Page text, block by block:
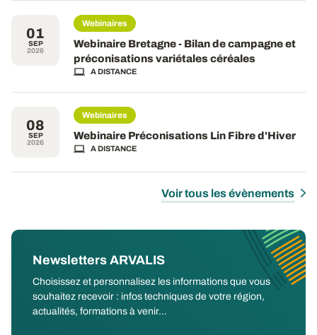
01
SEP
2026
Webinaires
Webinaire Bretagne - Bilan de campagne et
préconisations variétales céréales
A DISTANCE
08
SEP
2026
Webinaires
Webinaire Préconisations Lin Fibre d'Hiver
A DISTANCE
Voir tous les évènements
Newsletters ARVALIS
Choisissez et personnalisez les informations que vous
souhaitez recevoir : infos techniques de votre région,
actualités, formations à venir...